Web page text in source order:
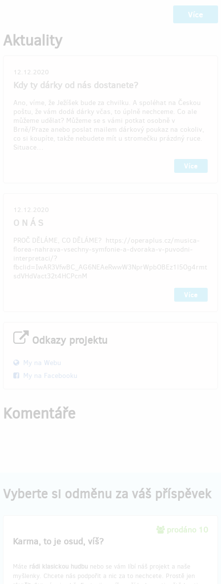
Více
Aktuality
12.12.2020
Kdy ty dárky od nás dostanete?
Ano, víme, že Ježíšek bude za chvilku. A spoléhat na Českou
poštu, že vám dodá dárky včas, to úplně nechceme. Co ale
můžeme udělat? Můžeme se s vámi potkat osobně v
Brně/Praze anebo poslat mailem dárkový poukaz na cokoliv,
co si koupíte, takže nebudete mít u stromečku prázdný ruce.
Situace…
Více
12.12.2020
O N Á S
PROČ DĚLÁME, CO DĚLÁME? https://operaplus.cz/musica-
florea-nahrava-vsechny-symfonie-a-dvoraka-v-puvodni-
interpretaci/?
fbclid=IwAR3VfwBC_AG6NEAeRwwW3NprWpbOBEz1l5Og4rmt
sdVHdVact32t4HCPcnM
Více
Odkazy projektu
My na Webu
My na Facebooku
Komentáře
Vyberte si odměnu za váš příspěvek
prodáno 10
Karma, to je osud, víš?
Máte rádi klasickou hudbu nebo se vám líbí náš projekt a naše
myšlenky. Chcete nás podpořit a nic za to nechcete. Prostě jen